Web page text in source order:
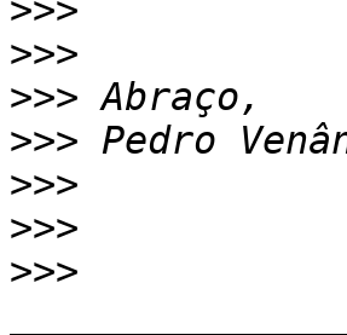
>>>
>>>
>>>
>>>
>>>
>>>
>>>